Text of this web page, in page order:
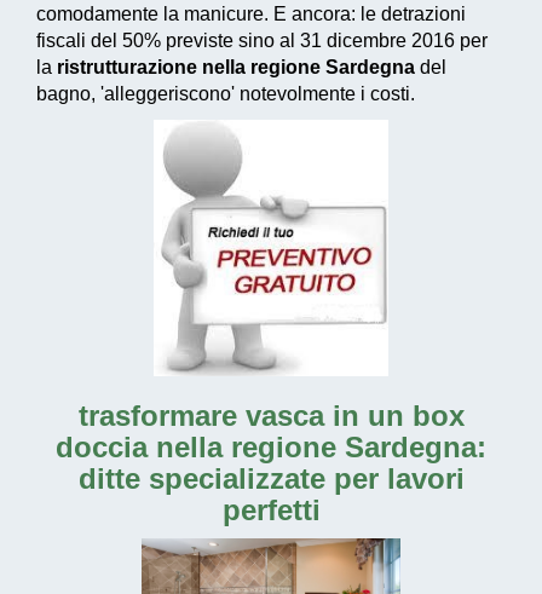
comodamente la manicure. E ancora: le detrazioni
fiscali del 50% previste sino al 31 dicembre 2016 per
la ristrutturazione nella regione Sardegna del
bagno, 'alleggeriscono' notevolmente i costi.
trasformare vasca in un box
doccia nella regione Sardegna:
ditte specializzate per lavori
perfetti